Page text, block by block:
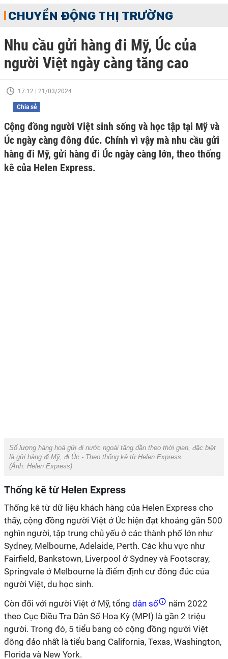
CHUYỂN ĐỘNG THỊ TRƯỜNG
Nhu cầu gửi hàng đi Mỹ, Úc của
người Việt ngày càng tăng cao
17:12 | 21/03/2024
Chia sẻ
Cộng đồng người Việt sinh sống và học tập tại Mỹ và
Úc ngày càng đông đúc. Chính vì vậy mà nhu cầu gửi
hàng đi Mỹ, gửi hàng đi Úc ngày càng lớn, theo thống
kê của Helen Express.
Số lượng hàng hoá gửi đi nước ngoài tăng dần theo thời gian, đặc biệt
là gửi hàng đi Mỹ, đi Úc - Theo thống kê từ Helen Express.
(Ảnh: Helen Express)
Thống kê từ Helen Express
Thống kê từ dữ liệu khách hàng của Helen Express cho
thấy, cộng đồng người Việt ở Úc hiện đạt khoảng gần 500
nghìn người, tập trung chủ yếu ở các thành phố lớn như
Sydney, Melbourne, Adelaide, Perth. Các khu vực như
Fairfield, Bankstown, Liverpool ở Sydney và Footscray,
Springvale ở Melbourne là điểm định cư đông đúc của
người Việt, du học sinh.
Còn đối với người Việt ở Mỹ, tổng dân số
năm 2022
theo Cục Điều Tra Dân Số Hoa Kỳ (MPI) là gần 2 triệu
người. Trong đó, 5 tiểu bang có cộng đồng người Việt
đông đảo nhất là tiểu bang California, Texas, Washington,
Florida và New York.